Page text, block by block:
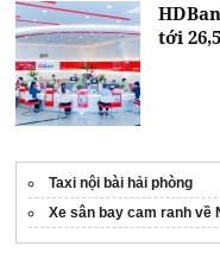
tới
Taxi nội bài hải phòng
Xe sân bay cam ranh về